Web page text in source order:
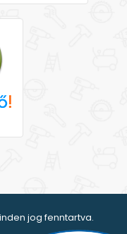
jog fenntartva.